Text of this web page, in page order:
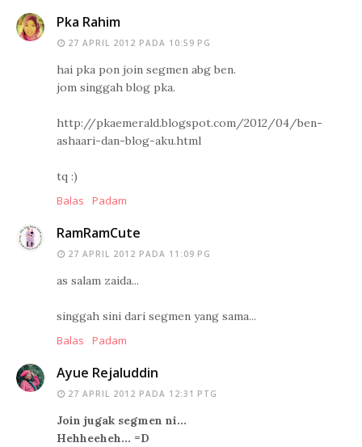
Pka Rahim
27 APRIL 2012 PADA 10:59 PG
hai pka pon join segmen abg ben.
jom singgah blog pka.
http://pkaemerald.blogspot.com/2012/04/ben-
ashaari-dan-blog-aku.html
tq :)
Balas
Padam
RamRamCute
27 APRIL 2012 PADA 11:09 PG
as salam zaida...
singgah sini dari segmen yang sama...
Balas
Padam
Ayue Rejaluddin
27 APRIL 2012 PADA 12:31 PTG
Join jugak segmen ni...
Hehheeheh... =D